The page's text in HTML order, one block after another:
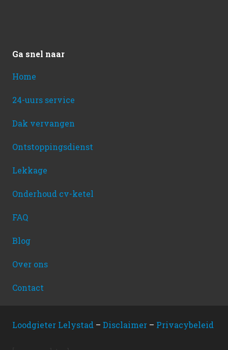
Ga snel naar
Home
24-uurs service
Dak vervangen
Ontstoppingsdienst
Lekkage
Onderhoud cv-ketel
FAQ
Blog
Over ons
Contact
Loodgieter Lelystad – Disclaimer – Privacybeleid